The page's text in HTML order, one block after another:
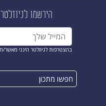
הירשמו לניוזלטר
בהצטרפות לניוזלטר הינני מאשר/